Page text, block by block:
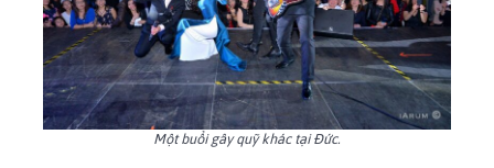
Một buổi gây quỹ khác tại Đức.